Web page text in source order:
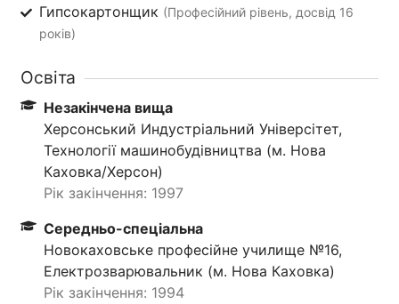
Гипсокартонщик (Професійний рівень, досвід 16
років)
Освіта
Незакінчена вища
Херсонський Индустріальний Універсітет,
Технології машинобудівництва (м. Нова
Каховка/Херсон)
Рік закінчення: 1997
Середньо-спеціальна
Новокаховське професійне училище №16,
Електрозварювальник (м. Нова Каховка)
Рік закінчення: 1994